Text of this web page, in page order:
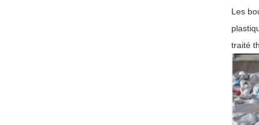
Les
traité